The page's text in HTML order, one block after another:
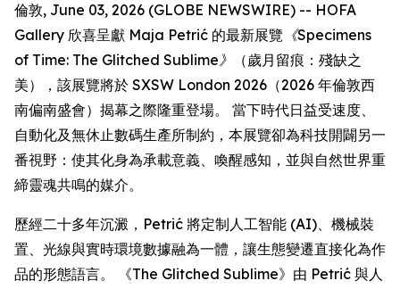
倫敦, June 03, 2026 (GLOBE NEWSWIRE) -- HOFA
Gallery 欣喜呈獻 Maja Petrić 的最新展覽 《Specimens
of Time: The Glitched Sublime》
（歲月留痕：殘缺之
美），該展覽將於 SXSW London 2026（2026 年倫敦西
南偏南盛會）揭幕之際隆重登場。 當下時代日益受速度、
自動化及無休止數碼生產所制約，本展覽卻為科技開闢另一
番視野：使其化身為承載意義、喚醒感知，並與自然世界重
締靈魂共鳴的媒介。
歷經二十多年沉澱，Petrić 將定制人工智能 (AI)、機械裝
置、光線與實時環境數據融為一體，讓生態變遷直接化為作
品的形態語言。 《The Glitched Sublime》由 Petrić 與人